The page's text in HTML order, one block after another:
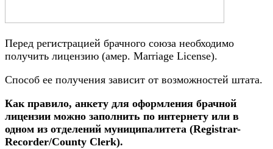
Перед регистрацией брачного союза необходимо
получить лицензию (амер. Marriage License).
Способ ее получения зависит от возможностей штата.
Как правило, анкету для оформления брачной
лицензии можно заполнить по интернету или в
одном из отделений муниципалитета (Registrar-
Recorder/County Clerk).